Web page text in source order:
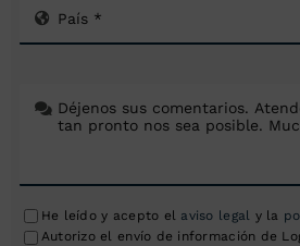
He leído y acepto el aviso legal y la
Autorizo el envío de información de